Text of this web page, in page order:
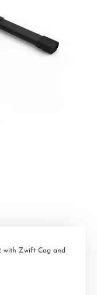
with Zwift Cog and